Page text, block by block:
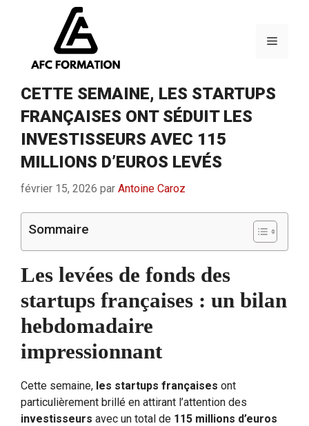
Menu
CETTE SEMAINE, LES STARTUPS
FRANÇAISES ONT SÉDUIT LES
INVESTISSEURS AVEC 115
MILLIONS D’EUROS LEVÉS
février 15, 2026 par Antoine Caroz
Sommaire
Les levées de fonds des
startups françaises : un bilan
hebdomadaire
impressionnant
Cette semaine, les startups françaises ont
particulièrement brillé en attirant l’attention des
investisseurs avec un total de 115 millions d’euros